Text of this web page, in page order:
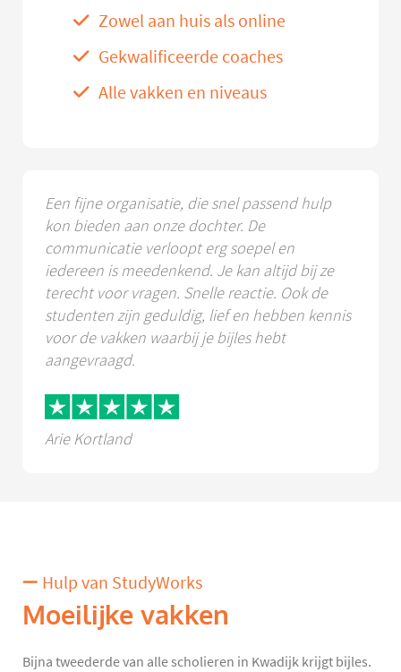
Zowel aan huis als online
Gekwalificeerde coaches
Alle vakken en niveaus
Een fijne organisatie, die snel passend hulp
kon bieden aan onze dochter. De
communicatie verloopt erg soepel en
iedereen is meedenkend. Je kan altijd bij ze
terecht voor vragen. Snelle reactie. Ook de
studenten zijn geduldig, lief en hebben kennis
voor de vakken waarbij je bijles hebt
aangevraagd.
Arie Kortland
Hulp van StudyWorks
Moeilijke vakken
Bijna tweederde van alle scholieren in Kwadijk krijgt bijles.